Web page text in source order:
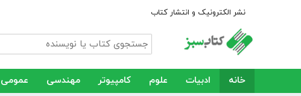
نشر الکترونیک و انتشار کتاب
خانه ادبیات علوم کامپیوتر مهندسی عمومی